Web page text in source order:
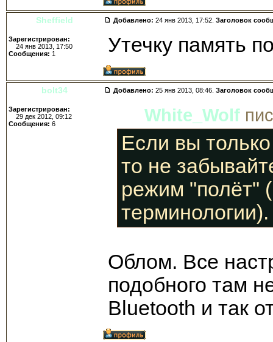
Sheffield Добавлено: 24 янв 2013, 17:52. Заголовок
Зарегистрирован:
24 янв 2013, 17:50
Сообщения: 1 Утечку память
bolt34 Добавлено: 25 янв 2013, 08:46. Заголовок
Зарегистрирован:
29 дек 2012, 09:12
Сообщения: 6 White_Wolf
Если вы
то не
режим "полёт"
терминологии).
Облом. Все
подобного там
Bluetooth и так